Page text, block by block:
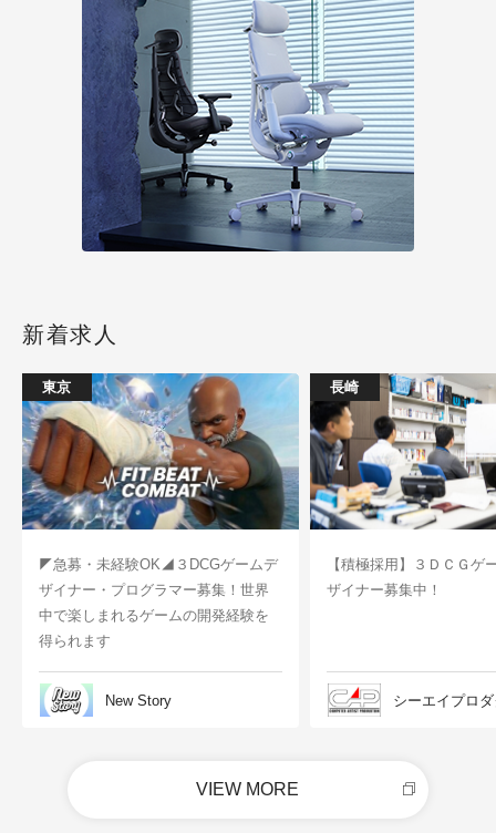
新着求人
東京
◤急募・未経験OK◢３DCGゲームデ
ザイナー・プログラマー募集！世界
中で楽しまれるゲームの開発経験を
得られます
New Story
長崎
【積極採用】３ＤＣＧゲ
ザイナー募集中！
シーエイプロ
VIEW MORE